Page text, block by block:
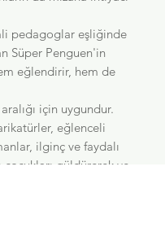
pedagoglar eşliğinde
Süper Penguen'in
eğlendirir, hem de
için uygundur.
eğlenceli
ilginç ve faydalı
güldürerek ve